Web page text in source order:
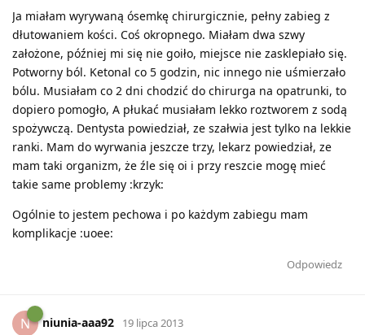
Ja miałam wyrywaną ósemkę chirurgicznie, pełny zabieg z
dłutowaniem kości. Coś okropnego. Miałam dwa szwy
założone, później mi się nie goiło, miejsce nie zasklepiało się.
Potworny ból. Ketonal co 5 godzin, nic innego nie uśmierzało
bólu. Musiałam co 2 dni chodzić do chirurga na opatrunki, to
dopiero pomogło, A płukać musiałam lekko roztworem z sodą
spożywczą. Dentysta powiedział, ze szałwia jest tylko na lekkie
ranki. Mam do wyrwania jeszcze trzy, lekarz powiedział, ze
mam taki organizm, że źle się oi i przy reszcie mogę mieć
takie same problemy :krzyk:
Ogólnie to jestem pechowa i po każdym zabiegu mam
komplikacje :uoee:
Odpowiedz
N niunia-aaa92 19 lipca 2013